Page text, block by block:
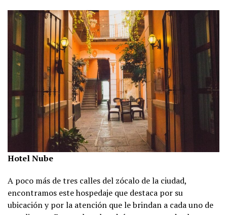
Hotel Nube
A poco más de tres calles del zócalo de la ciudad,
encontramos este hospedaje que destaca por su
ubicación y por la atención que le brindan a cada uno de